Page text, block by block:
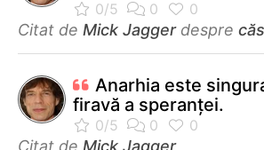
Citat de Mick Jaggerdespre
Anarhia este
firavă a speranţei.
Citat de Mick Jagger